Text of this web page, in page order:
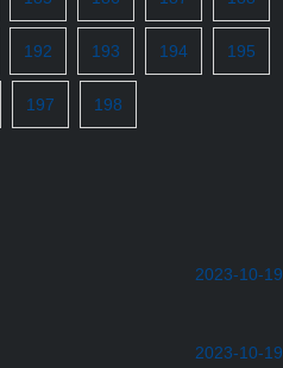
192 193 194 195
197 198
2023-10-19
2023-10-19